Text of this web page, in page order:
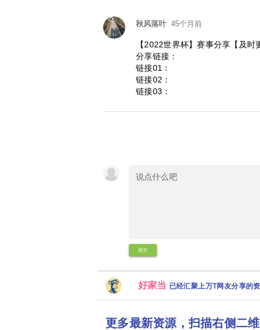
秋风落叶 45个月前
【2022世界杯】赛事分享【及
分享链接：
链接01：
链接02：
链接03：
提交
好家当 已经汇聚上万T网友分享的
更多最新资源，扫描右侧二